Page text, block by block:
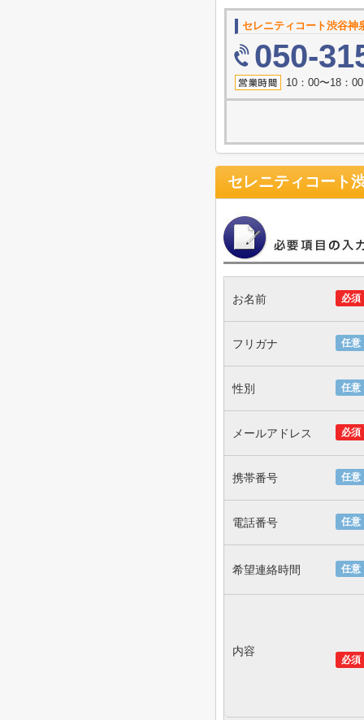
セレニティコート渋谷神
050-
10：00〜18：
セレニティコート
必須
お名前
任意
フリガナ
任意
性別
必須
メールアドレス
任意
携帯番号
任意
電話番号
任意
希望連絡時間
必須
内容